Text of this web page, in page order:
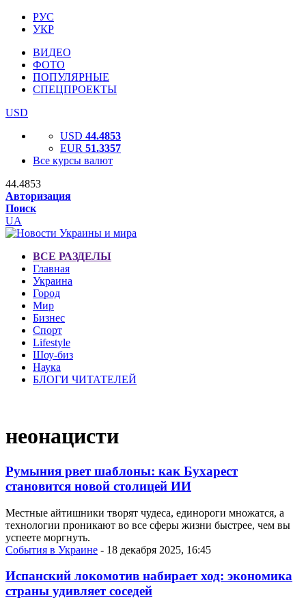
РУС
УКР
ВИДЕО
ФОТО
ПОПУЛЯРНЫЕ
СПЕЦПРОЕКТЫ
USD
USD 44.4853
EUR 51.3357
Все курсы валют
44.4853
Авторизация
Поиск
UA
ВСЕ РАЗДЕЛЫ
Главная
Украина
Город
Мир
Бизнес
Спорт
Lifestyle
Шоу-биз
Наука
БЛОГИ ЧИТАТЕЛЕЙ
неонацисти
Румыния рвет шаблоны: как Бухарест
становится новой столицей ИИ
Местные айтишники творят чудеса, единороги множатся, а
технологии проникают во все сферы жизни быстрее, чем вы
успеете моргнуть.
События в Украине - 18 декабря 2025, 16:45
Испанский локомотив набирает ход: экономика
страны удивляет соседей